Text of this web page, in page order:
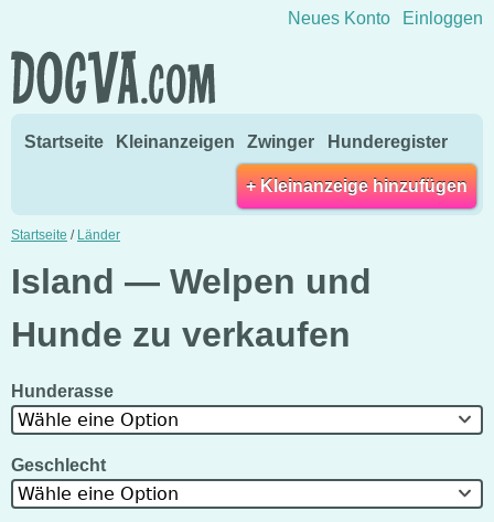
Direkt zum Inhalt wechseln
Neues Konto Einloggen
Startseite Kleinanzeigen Zwinger Hunderegister
+ Kleinanzeige hinzufügen
Startseite / Länder
Island — Welpen und
Hunde zu verkaufen
Hunderasse
Wähle eine Option
Geschlecht
Wähle eine Option